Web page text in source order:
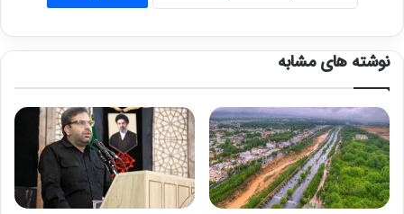
نوشته های مشابه